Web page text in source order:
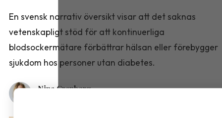
En svensk narrativ översikt visar att det saknas
vetenskapligt stöd för att kontinuerliga
blodsockermätare förbättrar hälsan eller förebygger
sjukdom hos personer utan diabetes.
Nina Granberg